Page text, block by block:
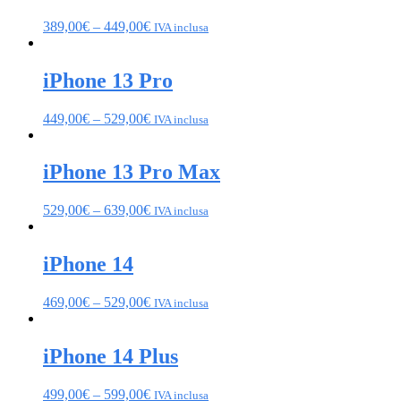
389,00€ – 449,00€ IVA inclusa
iPhone 13 Pro
449,00€ – 529,00€ IVA inclusa
iPhone 13 Pro Max
529,00€ – 639,00€ IVA inclusa
iPhone 14
469,00€ – 529,00€ IVA inclusa
iPhone 14 Plus
499,00€ – 599,00€ IVA inclusa